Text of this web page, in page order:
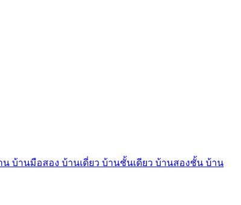
บ้านมือสอง บ้านเดี่ยว บ้านชั้นเดียว บ้านสองชั้น บ้าน